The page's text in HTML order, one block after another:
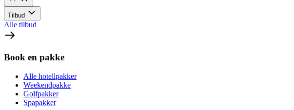
Tilbud
Alle tilbud
Book en pakke
Alle hotellpakker
Weekendpakke
Golfpakker
Spapakker